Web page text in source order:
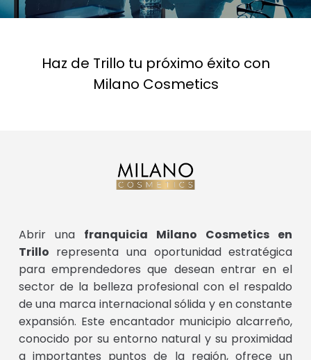
Haz de Trillo tu próximo éxito con
Milano Cosmetics
Abrir una franquicia Milano Cosmetics en
Trillo representa una oportunidad estratégica
para emprendedores que desean entrar en el
sector de la belleza profesional con el respaldo
de una marca internacional sólida y en constante
expansión. Este encantador municipio alcarreño,
conocido por su entorno natural y su proximidad
a importantes puntos de la región, ofrece un